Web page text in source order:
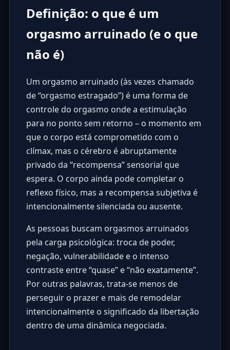
Definição: o que é um
orgasmo arruinado (e o que
não é)
Um orgasmo arruinado (às vezes chamado
de “orgasmo estragado”) é uma forma de
controle do orgasmo onde a estimulação
para no ponto sem retorno – o momento em
que o corpo está comprometido com o
clímax, mas o cérebro é abruptamente
privado da “recompensa” sensorial que
espera. O corpo ainda pode completar o
reflexo físico, mas a recompensa subjetiva é
intencionalmente silenciada ou ausente.
As pessoas buscam orgasmos arruinados
pela carga psicológica: troca de poder,
negação, vulnerabilidade e o intenso
contraste entre “quase” e “não exatamente”.
Por outras palavras, trata-se menos de
perseguir o prazer e mais de remodelar
intencionalmente o significado da libertação
dentro de uma dinâmica negociada.